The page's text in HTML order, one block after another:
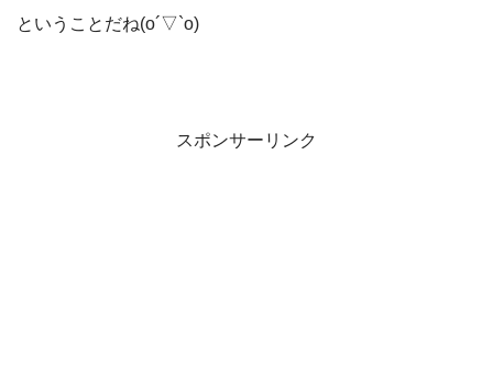
ということだね(o´▽`o)
スポンサーリンク